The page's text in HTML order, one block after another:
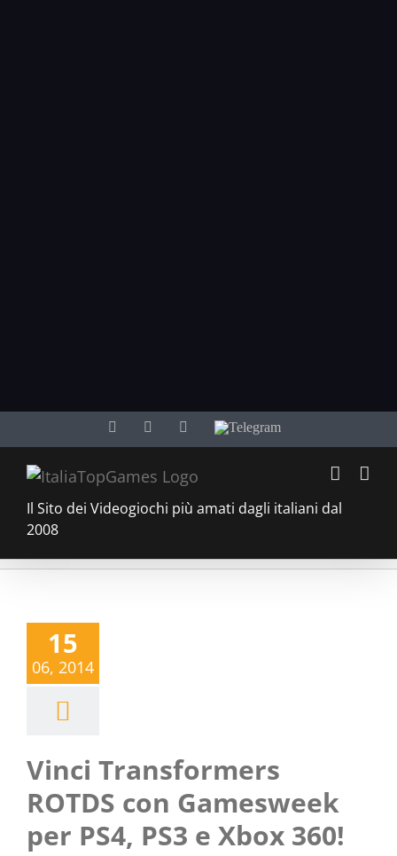
al
contenuto
FacebookTwitter YouTubeTelegram
Il Sito dei Videogiochi più amati dagli italiani dal
2008
15
06, 2014
Vinci Transformers
ROTDS con Gamesweek
per PS4, PS3 e Xbox 360!